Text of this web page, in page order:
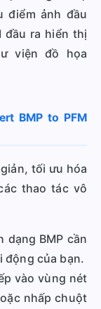
điểm ảnh đầu
đầu ra hiển thị
viện đồ họa
BMP to PFM
tối ưu hóa
thao tác vô
dạng BMP cần
động của bạn.
vào vùng nét
nhấp chuột